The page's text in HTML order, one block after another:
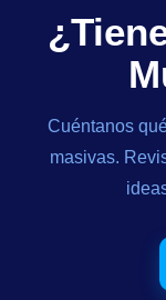
Cuéntanos
masivas.